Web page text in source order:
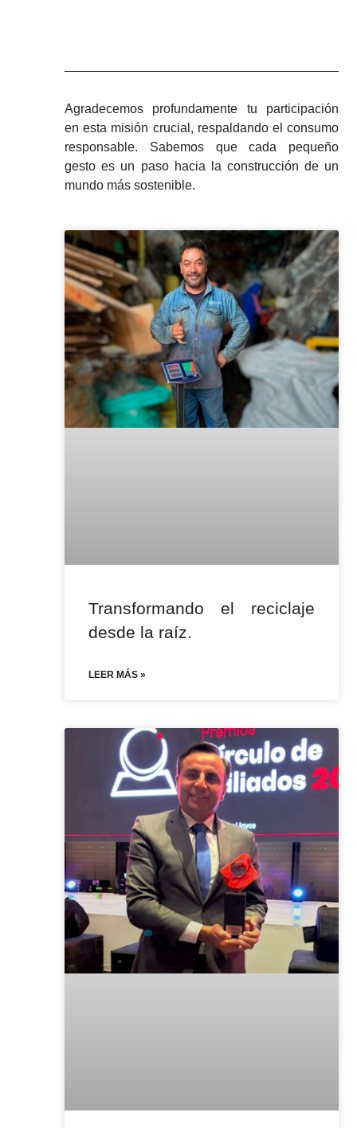
Agradecemos profundamente tu participación
en esta misión crucial, respaldando el consumo
responsable. Sabemos que cada pequeño
gesto es un paso hacia la construcción de un
mundo más sostenible.
Transformando el reciclaje
desde la raíz.
LEER MÁS »